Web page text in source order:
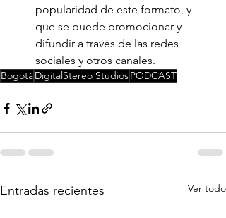
popularidad de este formato, y
que se puede promocionar y
difundir a través de las redes
sociales y otros canales.
BogotáDigitalStereo StudiosPODCAST
Entradas recientes Ver todo